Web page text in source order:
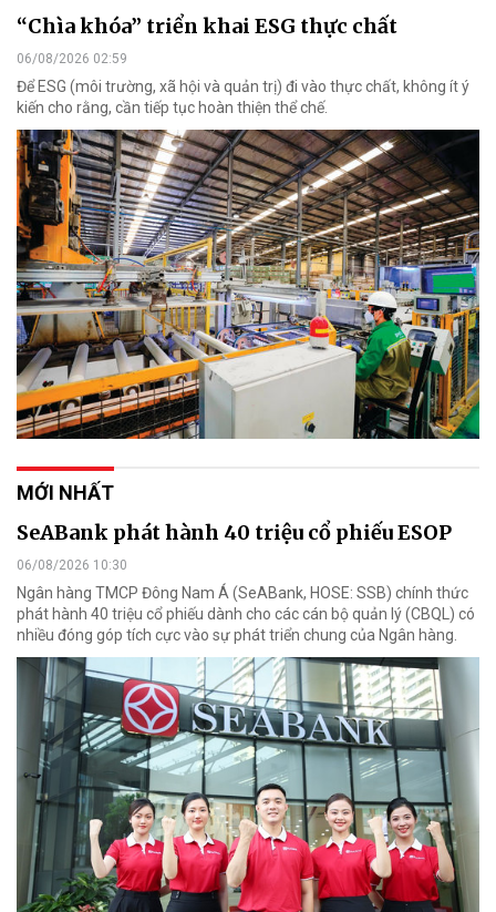
“Chìa khóa” triển khai ESG thực chất
06/08/2026 02:59
Để ESG (môi trường, xã hội và quản trị) đi vào thực chất, không ít ý
kiến cho rằng, cần tiếp tục hoàn thiện thể chế.
MỚI NHẤT
SeABank phát hành 40 triệu cổ phiếu ESOP
06/08/2026 10:30
Ngân hàng TMCP Đông Nam Á (SeABank, HOSE: SSB) chính thức
phát hành 40 triệu cổ phiếu dành cho các cán bộ quản lý (CBQL) có
nhiều đóng góp tích cực vào sự phát triển chung của Ngân hàng.